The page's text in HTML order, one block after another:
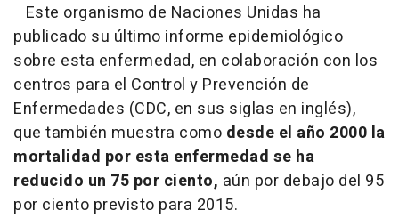
Este organismo de Naciones Unidas ha
publicado su último informe epidemiológico
sobre esta enfermedad, en colaboración con los
centros para el Control y Prevención de
Enfermedades (CDC, en sus siglas en inglés),
que también muestra como desde el año 2000 la
mortalidad por esta enfermedad se ha
reducido un 75 por ciento, aún por debajo del 95
por ciento previsto para 2015.